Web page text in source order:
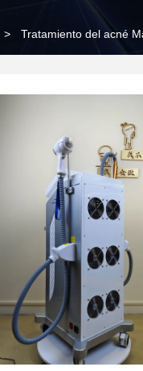
> Tratamiento del acné